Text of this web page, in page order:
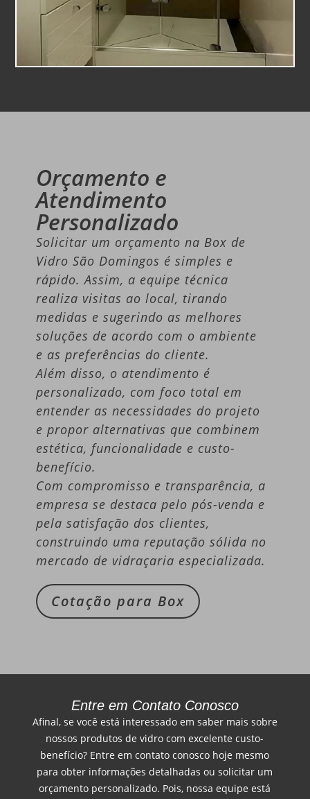
Orçamento e
Atendimento
Personalizado
Solicitar um orçamento na Box de
Vidro São Domingos é simples e
rápido. Assim, a equipe técnica
realiza visitas ao local, tirando
medidas e sugerindo as melhores
soluções de acordo com o ambiente
e as preferências do cliente.
Além disso, o atendimento é
personalizado, com foco total em
entender as necessidades do projeto
e propor alternativas que combinem
estética, funcionalidade e custo-
benefício.
Com compromisso e transparência, a
empresa se destaca pelo pós-venda e
pela satisfação dos clientes,
construindo uma reputação sólida no
mercado de vidraçaria especializada.
Cotação para Box
Entre em Contato Conosco
Afinal, se você está interessado em saber mais sobre
nossos produtos de vidro com excelente custo-
benefício? Entre em contato conosco hoje mesmo
para obter informações detalhadas ou solicitar um
orçamento personalizado. Pois, nossa equipe está